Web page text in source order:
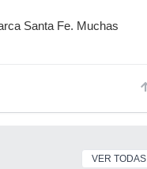
Santa Fe. Muchas
VER TODAS